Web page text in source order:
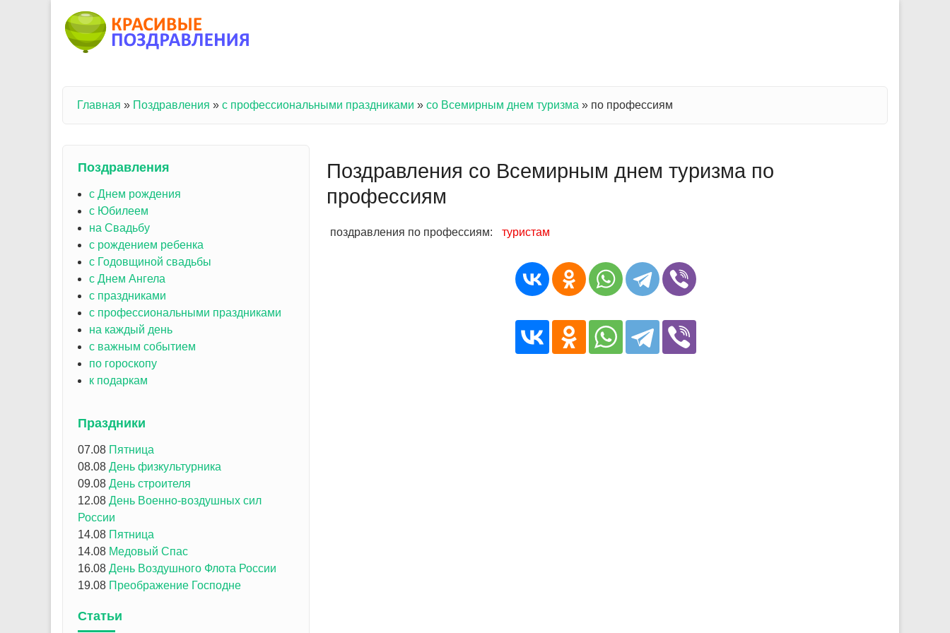
Вы здесь
Главная » Поздравления » с профессиональными праздниками » со Всемирным днем туризма » по профессиям
Поздравления со Всемирным днем туризма по
профессиям
поздравления по профессиям: туристам
Поздравления
с Днем рождения
с Юбилеем
на Свадьбу
с рождением ребенка
с Годовщиной свадьбы
с Днем Ангела
с праздниками
с профессиональными праздниками
на каждый день
с важным событием
по гороскопу
к подаркам
Праздники
07.08 Пятница
08.08 День физкультурника
09.08 День строителя
12.08 День Военно-воздушных сил
России
14.08 Пятница
14.08 Медовый Спас
16.08 День Воздушного Флота России
19.08 Преображение Господне
Статьи